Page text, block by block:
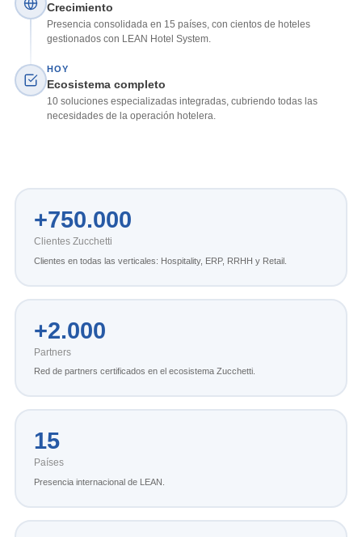
Crecimiento
Presencia consolidada en 15 países, con cientos de hoteles
gestionados con LEAN Hotel System.
HOY
Ecosistema completo
10 soluciones especializadas integradas, cubriendo todas las
necesidades de la operación hotelera.
+750.000
Clientes Zucchetti
Clientes en todas las verticales: Hospitality, ERP, RRHH y Retail.
+2.000
Partners
Red de partners certificados en el ecosistema Zucchetti.
15
Países
Presencia internacional de LEAN.